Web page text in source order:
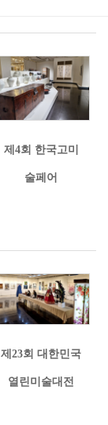
제4회 한국고미
술페어
제23회 대한민국
열린미술대전